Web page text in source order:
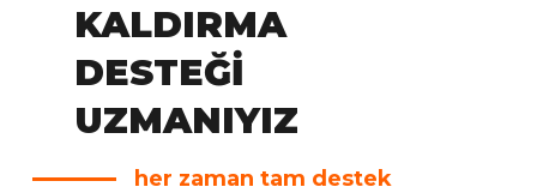
her zaman tam destek
KALDIRMA
DESTEĞI
UZMANIYIZ